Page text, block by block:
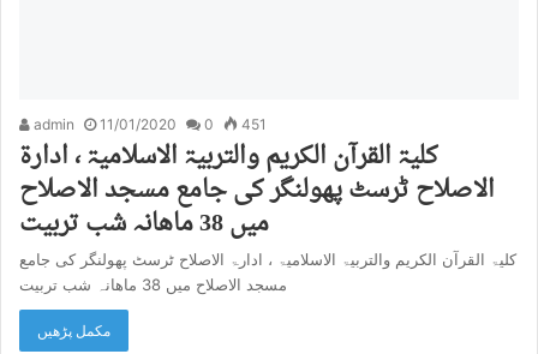
admin 11/01/2020 0 451
کلیۃ القرآن الکریم والتربیۃ الاسلامیۃ ، ادارۃ
الاصلاح ٹرسٹ پھولنگر کی جامع مسجد الاصلاح
میں 38 ماھانہ شب تربیت
کلیۃ القرآن الکریم والتربیۃ الاسلامیۃ ، ادارۃ الاصلاح ٹرسٹ پھولنگر کی جامع
مسجد الاصلاح میں 38 ماھانہ شب تربیت
مکمل پڑھیں